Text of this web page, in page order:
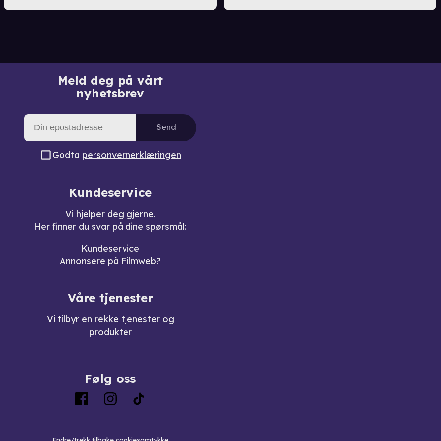
Meld deg på vårt
nyhetsbrev
Send
Godta personvernerklæringen
Kundeservice
Vi hjelper deg gjerne.
Her finner du svar på dine spørsmål:
Kundeservice
Annonsere på Filmweb?
Våre tjenester
Vi tilbyr en rekke tjenester og
produkter
Følg oss